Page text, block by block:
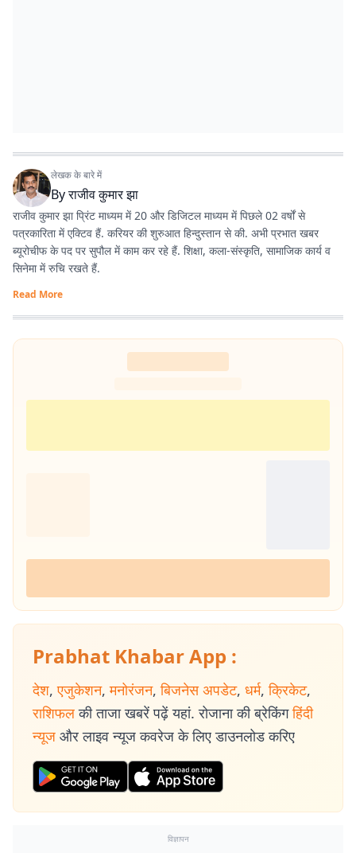
लेखक के बारे में
Byराजीव कुमार झा
राजीव कुमार झा प्रिंट माध्यम में 20 और डिजिटल माध्यम में पिछले 02 वर्षों से
पत्रकारिता में एक्टिव हैं. करियर की शुरुआत हिन्दुस्तान से की. अभी प्रभात खबर
ब्यूरोचीफ के पद पर सुपौल में काम कर रहे हैं. शिक्षा, कला-संस्कृति, सामाजिक कार्य व
सिनेमा में रुचि रखते हैं.
Read More
Prabhat Khabar App :
देश, एजुकेशन, मनोरंजन, बिजनेस अपडेट, धर्म, क्रिकेट,
राशिफल की ताजा खबरें पढ़ें यहां. रोजाना की ब्रेकिंग हिंदी
न्यूज और लाइव न्यूज कवरेज के लिए डाउनलोड करिए
विज्ञापन